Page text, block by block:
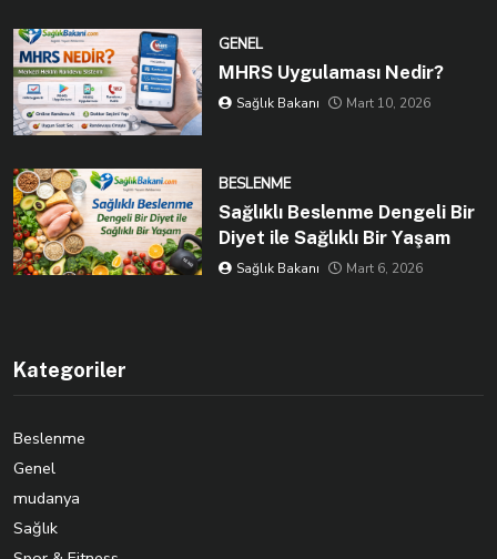
GENEL
MHRS Uygulaması Nedir?
Sağlık Bakanı Mart 10, 2026
BESLENME
Sağlıklı Beslenme Dengeli Bir
Diyet ile Sağlıklı Bir Yaşam
Sağlık Bakanı Mart 6, 2026
Kategoriler
Beslenme
Genel
mudanya
Sağlık